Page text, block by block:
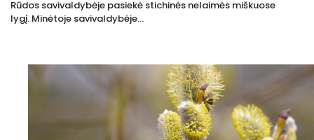
Rūdos savivaldybėje pasiekė stichinės nelaimės miškuose
lygį. Minėtoje savivaldybėje...